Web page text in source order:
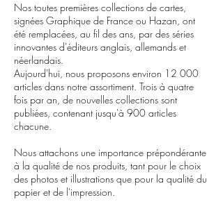
Nos toutes premières collections de cartes,
signées Graphique de France ou Hazan, ont
été remplacées, au fil des ans, par des séries
innovantes d'éditeurs anglais, allemands et
néerlandais.
Aujourd'hui, nous proposons environ 12 000
articles dans notre assortiment. Trois à quatre
fois par an, de nouvelles collections sont
publiées, contenant jusqu'à 900 articles
chacune.
Nous attachons une importance prépondérante
à la qualité de nos produits, tant pour le choix
des photos et illustrations que pour la qualité du
papier et de l'impression.